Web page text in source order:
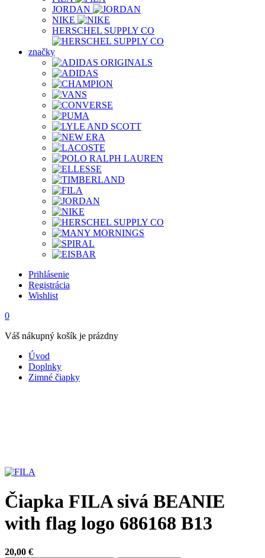
JORDAN
NIKE
HERSCHEL SUPPLY CO
značky
Prihlásenie
Registrácia
Wishlist
0
Váš nákupný košík je prázdny
Úvod
Doplnky
Zimné čiapky
Čiapka FILA sivá BEANIE
with flag logo 686168 B13
20,00 €